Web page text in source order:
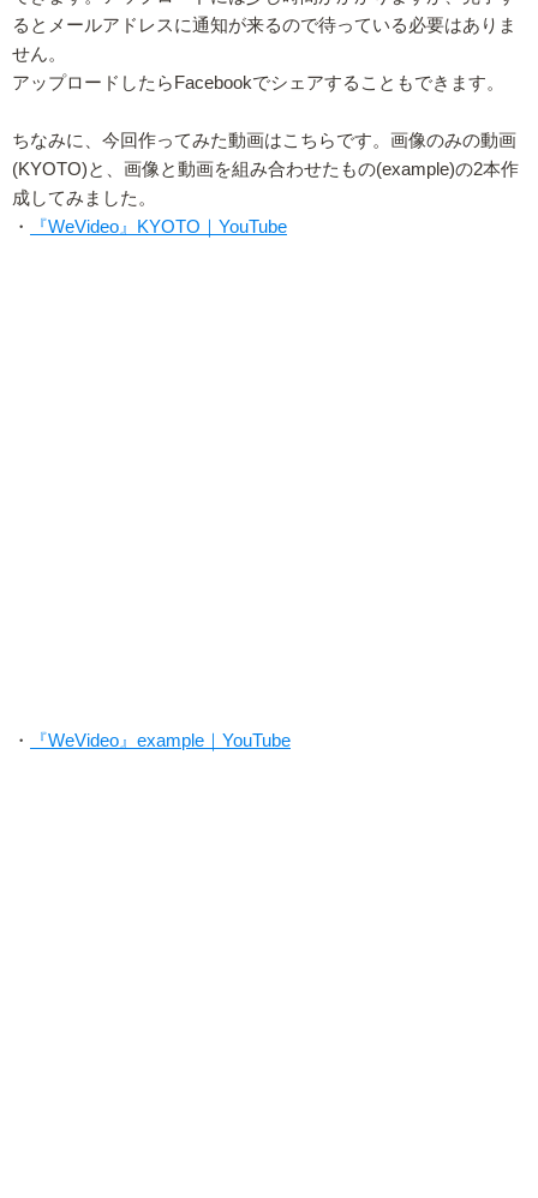
るとメールアドレスに通知が来るので待っている必要はありま
せん。
アップロードしたらFacebookでシェアすることもできます。
ちなみに、今回作ってみた動画はこちらです。画像のみの動画
(KYOTO)と、画像と動画を組み合わせたもの(example)の2本作
成してみました。
・
『WeVideo』KYOTO｜YouTube
・ 『WeVideo』example｜YouTube